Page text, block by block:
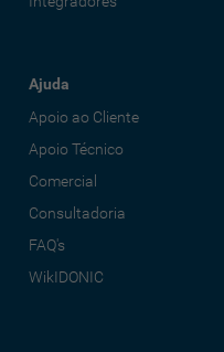
Ajuda
Apoio ao Cliente
Apoio Técnico
Comercial
Consultadoria
FAQ's
WikIDONIC